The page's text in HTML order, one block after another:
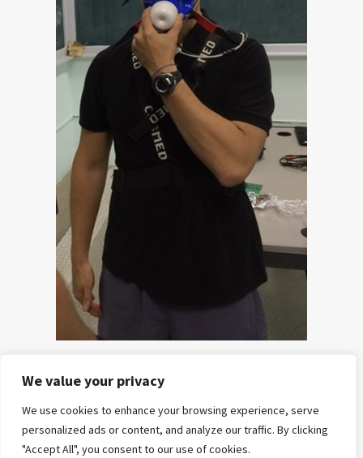
We value your privacy
We use cookies to enhance your browsing experience, serve
personalized ads or content, and analyze our traffic. By clicking
"Accept All", you consent to our use of cookies.
HOME POSTS CURSOS
E
MENTORIAS
E-
BOOKS
REFERÊNCIAS
SOBRE
NÓS
CONTATO